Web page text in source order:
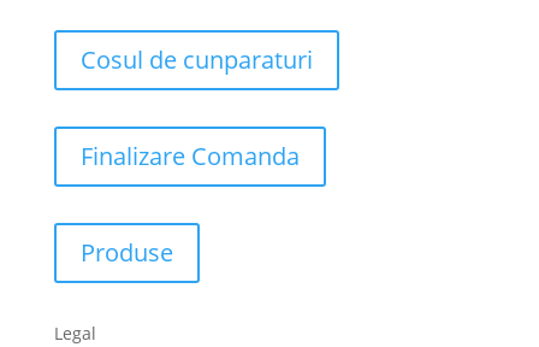
Cosul de cunparaturi
Finalizare Comanda
Produse
Legal